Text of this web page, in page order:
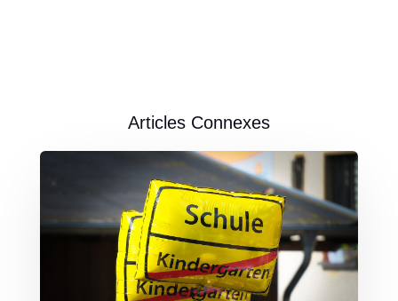
Articles Connexes